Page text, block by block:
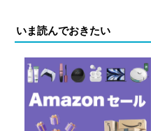
いま読んでおきたい